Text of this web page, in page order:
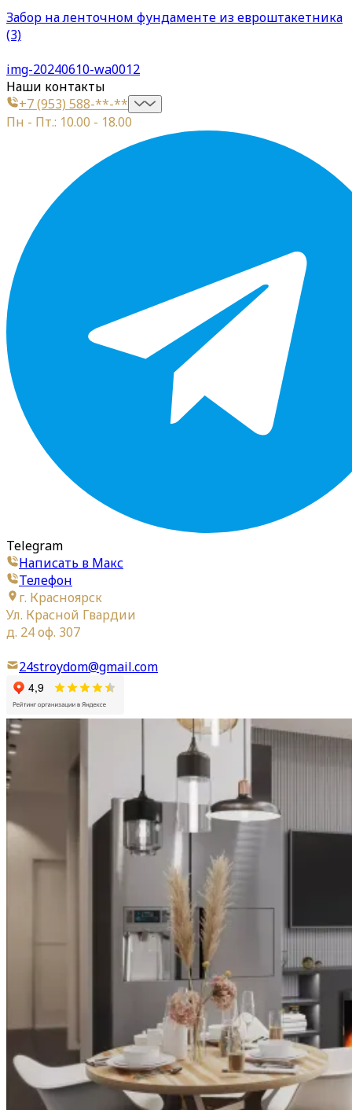
Забор на ленточном фундаменте из евроштакетника
(3)
img-20240610-wa0012
Наши контакты
+7 (953) 588-**-**
Пн - Пт.: 10.00 - 18.00
Telegram
Написать в Макс
Телефон
г. Красноярск
Ул. Красной Гвардии
д. 24 оф. 307
24stroydom@gmail.com